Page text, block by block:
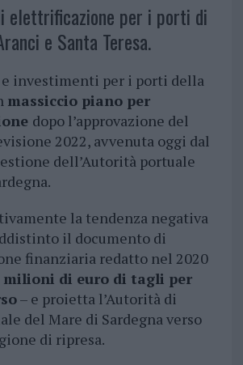
elettrificazione per i porti di
e Santa Teresa.
investimenti per i porti della
massiccio piano per
dopo l’approvazione del
2022, avvenuta oggi dal
dell’Autorità portuale
la tendenza negativa
il documento di
finanziaria redatto nel 2020
milioni di euro di tagli per
– e proietta l’Autorità di
del Mare di Sardegna verso
di ripresa.